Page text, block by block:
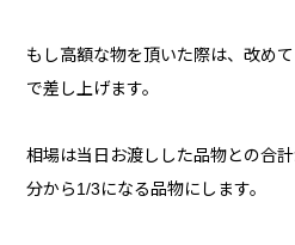
もし高額な物を頂いた際は、改め
で差し上げます。
相場は当日お渡しした品物との合
分から1/3になる品物にします。